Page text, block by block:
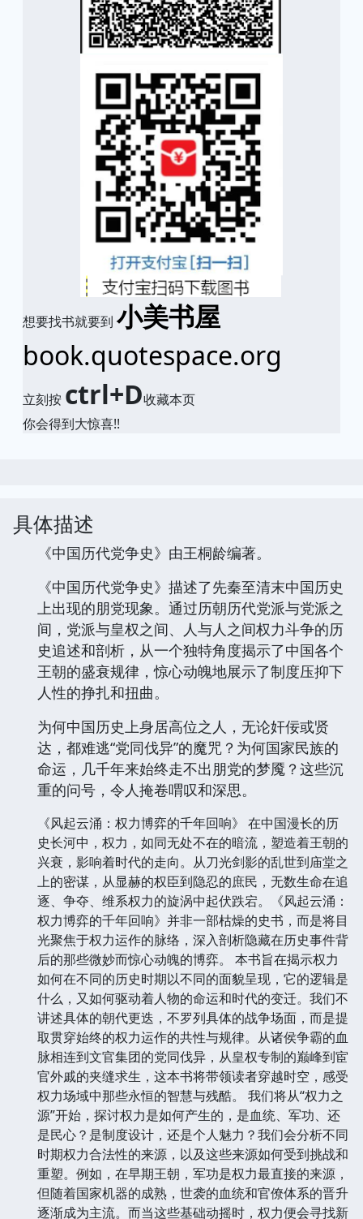
想要找书就要到 小美书屋
book.quotespace.org
立刻按 ctrl+D收藏本页
你会得到大惊喜!!
具体描述
《中国历代党争史》由王桐龄编著。
《中国历代党争史》描述了先秦至清末中国历史
上出现的朋党现象。通过历朝历代党派与党派之
间，党派与皇权之间、人与人之间权力斗争的历
史追述和剖析，从一个独特角度揭示了中国各个
王朝的盛衰规律，惊心动魄地展示了制度压抑下
人性的挣扎和扭曲。
为何中国历史上身居高位之人，无论奸佞或贤
达，都难逃“党同伐异”的魔咒？为何国家民族的
命运，几千年来始终走不出朋党的梦魇？这些沉
重的问号，令人掩卷喟叹和深思。
《风起云涌：权力博弈的千年回响》 在中国漫长的历
史长河中，权力，如同无处不在的暗流，塑造着王朝的
兴衰，影响着时代的走向。从刀光剑影的乱世到庙堂之
上的密谋，从显赫的权臣到隐忍的庶民，无数生命在追
逐、争夺、维系权力的旋涡中起伏跌宕。《风起云涌：
权力博弈的千年回响》并非一部枯燥的史书，而是将目
光聚焦于权力运作的脉络，深入剖析隐藏在历史事件背
后的那些微妙而惊心动魄的博弈。 本书旨在揭示权力
如何在不同的历史时期以不同的面貌呈现，它的逻辑是
什么，又如何驱动着人物的命运和时代的变迁。我们不
讲述具体的朝代更迭，不罗列具体的战争场面，而是提
取贯穿始终的权力运作的共性与规律。从诸侯争霸的血
脉相连到文官集团的党同伐异，从皇权专制的巅峰到宦
官外戚的夹缝求生，这本书将带领读者穿越时空，感受
权力场域中那些永恒的智慧与残酷。 我们将从“权力之
源”开始，探讨权力是如何产生的，是血统、军功、还
是民心？是制度设计，还是个人魅力？我们会分析不同
时期权力合法性的来源，以及这些来源如何受到挑战和
重塑。例如，在早期王朝，军功是权力最直接的来源，
但随着国家机器的成熟，世袭的血统和官僚体系的晋升
逐渐成为主流。而当这些基础动摇时，权力便会寻找新